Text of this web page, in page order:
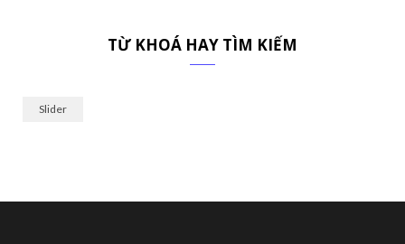
TỪ KHOÁ HAY TÌM KIẾM
Slider